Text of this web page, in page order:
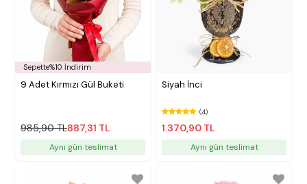
Sepette%10 İndirim
9 Adet Kırmızı Gül Buketi
985,90 TL887,31 TL
Aynı gün teslimat
Siyah İnci
(4)
1.370,90 TL
Aynı gün teslimat